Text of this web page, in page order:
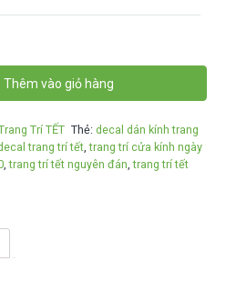
Thêm vào giỏ hàng
Trí TẾT Thẻ:decal dán kính trang
trang trí tết ,trang trí cửa kính ngày
,trang trí tết nguyên đán ,trang trí tết